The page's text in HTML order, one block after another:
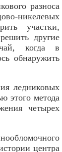
разноса
никелевых
участки,
другие
когда в
обнаружить
ледниковых
этого метода
четырех
центра